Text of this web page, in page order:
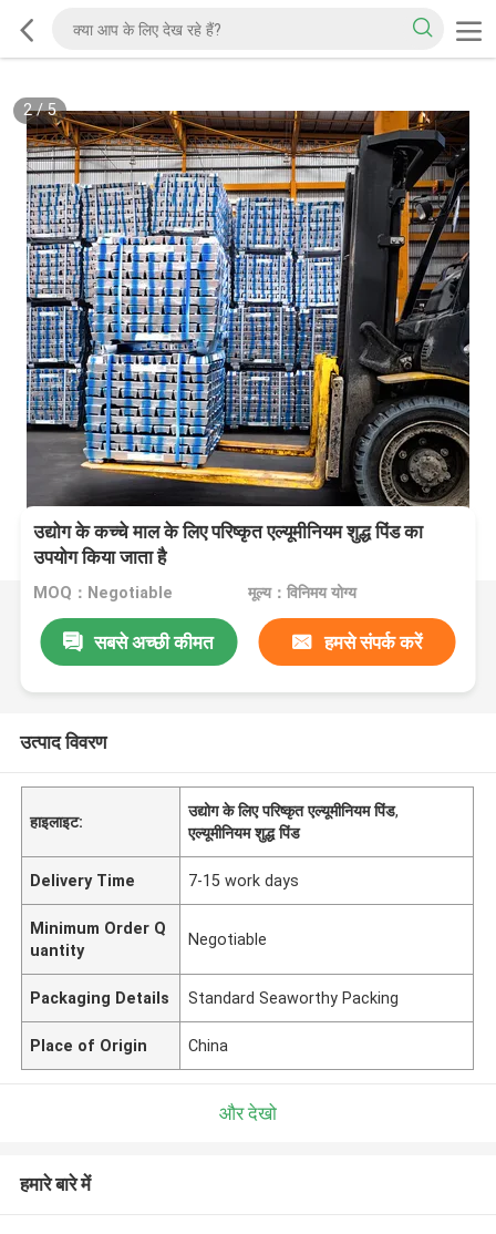
2/5
उद्योग के कच्चे माल के लिए परिष्कृत एल्यूमीनियम शुद्ध पिंड का
उपयोग किया जाता है
MOQ：Negotiable मूल्य：विनिमय योग्य
सबसे अच्छी कीमत हमसे संपर्क करें
उत्पाद विवरण
हाइलाइट:
उद्योग के लिए परिष्कृत एल्यूमीनियम पिंड,
एल्यूमीनियम शुद्ध पिंड
Delivery Time 7-15 work days
Minimum Order Q
uantity
Negotiable
Packaging Details Standard Seaworthy Packing
Place of Origin China
और देखो
हमारे बारे में